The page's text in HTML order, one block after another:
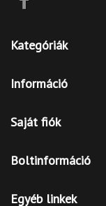
Kategóriák
Információ
Saját fiók
Boltinformáció
Egyéb linkek